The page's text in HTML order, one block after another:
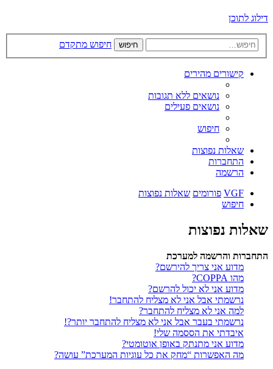
דילוג לתוכן
חיפוש חיפוש מתקדם
קישורים מהירים
נושאים ללא תגובות
נושאים פעילים
חיפוש
שאלות נפוצות
התחברות
הרשמה
VGF פורומים שאלות נפוצות
חיפוש
שאלות נפוצות
התחברות והרשמה למערכת
מדוע אני צריך להירשם?
מהו COPPA?
מדוע אני לא יכול להרשם?
נרשמתי אבל אני לא מצליח להתחבר!
למה אני לא מצליח להתחבר?
נרשמתי בעבר אבל אני לא מצליח להתחבר יותר?!
איבדתי את הססמה שלי!
מדוע אני מתנתק באופן אוטומטי?
מה האפשרות “מחק את כל עוגיות המערכת” עושה?